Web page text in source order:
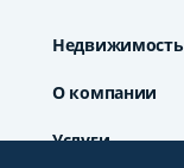
Недвижимость
О компании
Услуги